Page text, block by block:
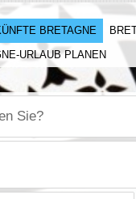
BRETAGNE
URLAUB PLANEN
Sie?